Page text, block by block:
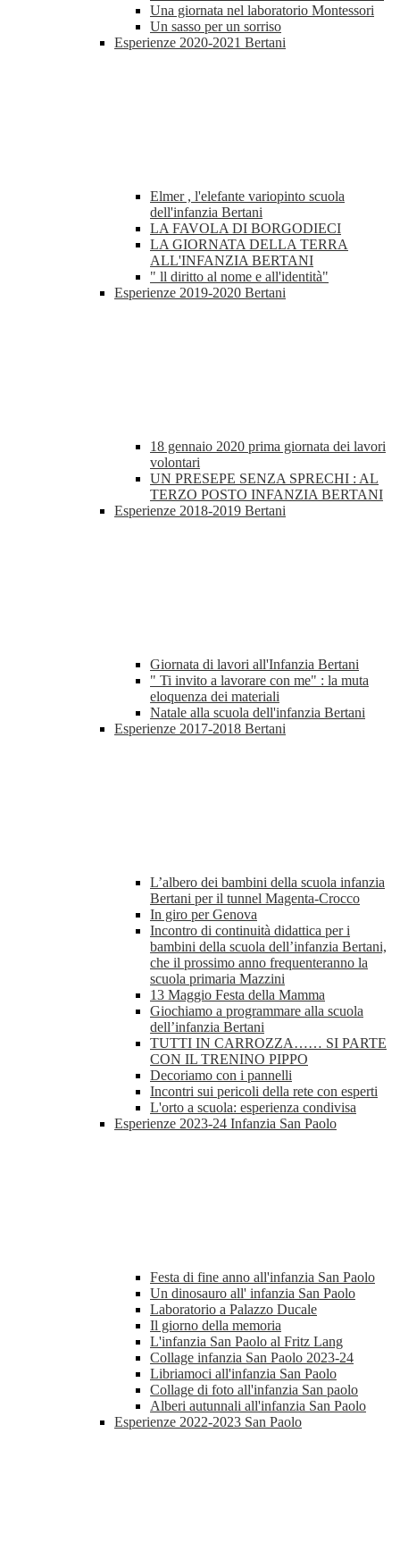
Una giornata nel laboratorio Montessori
Un sasso per un sorriso
Esperienze 2020-2021 Bertani
Elmer , l'elefante variopinto scuola
dell'infanzia Bertani
LA FAVOLA DI BORGODIECI
LA GIORNATA DELLA TERRA
ALL'INFANZIA BERTANI
" ll diritto al nome e all'identità"
Esperienze 2019-2020 Bertani
18 gennaio 2020 prima giornata dei lavori
volontari
UN PRESEPE SENZA SPRECHI : AL
TERZO POSTO INFANZIA BERTANI
Esperienze 2018-2019 Bertani
Giornata di lavori all'Infanzia Bertani
" Ti invito a lavorare con me" : la muta
eloquenza dei materiali
Natale alla scuola dell'infanzia Bertani
Esperienze 2017-2018 Bertani
L’albero dei bambini della scuola infanzia
Bertani per il tunnel Magenta-Crocco
In giro per Genova
Incontro di continuità didattica per i
bambini della scuola dell’infanzia Bertani,
che il prossimo anno frequenteranno la
scuola primaria Mazzini
13 Maggio Festa della Mamma
Giochiamo a programmare alla scuola
dell’infanzia Bertani
TUTTI IN CARROZZA…… SI PARTE
CON IL TRENINO PIPPO
Decoriamo con i pannelli
Incontri sui pericoli della rete con esperti
L'orto a scuola: esperienza condivisa
Esperienze 2023-24 Infanzia San Paolo
Festa di fine anno all'infanzia San Paolo
Un dinosauro all' infanzia San Paolo
Laboratorio a Palazzo Ducale
Il giorno della memoria
L'infanzia San Paolo al Fritz Lang
Collage infanzia San Paolo 2023-24
Libriamoci all'infanzia San Paolo
Collage di foto all'infanzia San paolo
Alberi autunnali all'infanzia San Paolo
Esperienze 2022-2023 San Paolo